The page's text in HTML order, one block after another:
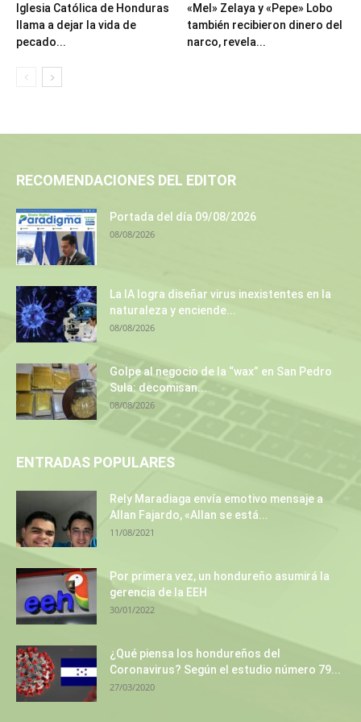
Iglesia Católica de Honduras
llama a dejar la vida de
pecado...
«Mel» Zelaya y «Pepe» Lobo
también recibieron dinero del
narco, revela...
RECOMENDACIONES DEL EDITOR
Portada del día 09/08/2026
08/08/2026
La IA logra diseñar virus inexistentes en la
naturaleza y enciende...
08/08/2026
Golpe al negocio de la “wax” en San Pedro
Sula: decomisan...
08/08/2026
ENTRADAS POPULARES
Rely Maradiaga envía emotivo mensaje a
Allan Fajardo, «Allan se está...
11/08/2021
Por primera vez, un hondureño asumirá la
gerencia de la EEH
30/01/2022
¿Qué piensa los hondureños del
Coronavirus? Según el estudio número 79...
27/03/2020